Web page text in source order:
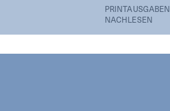
PRINTAUSGABEN
NACHLESEN